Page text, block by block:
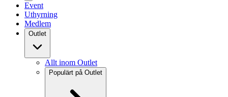
Event
Uthyrning
Medlem
Outlet
Allt inom Outlet
Populärt på Outlet